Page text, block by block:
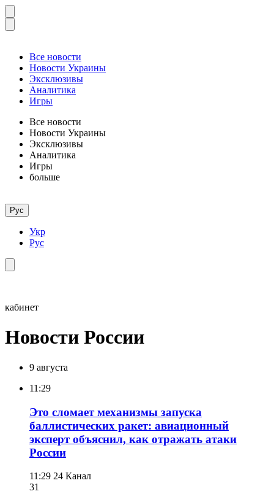
Все новости
Новости Украины
Эксклюзивы
Аналитика
Игры
Все новости
Новости Украины
Эксклюзивы
Аналитика
Игры
больше
Рус
Укр
Рус
кабинет
Новости России
9 августа
11:29
Это сломает механизмы запуска
баллистических ракет: авиационный
эксперт объяснил, как отражать атаки
России
11:29 24 Канал
31